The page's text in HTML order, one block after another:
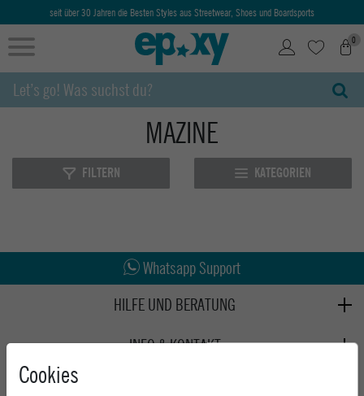
seit über 30 Jahren die Besten Styles aus Streetwear, Shoes und Boardsports
0
MAZINE
FILTERN KATEGORIEN
Whatsapp Support
HILFE UND BERATUNG
INFO & KONTAKT
Cookies